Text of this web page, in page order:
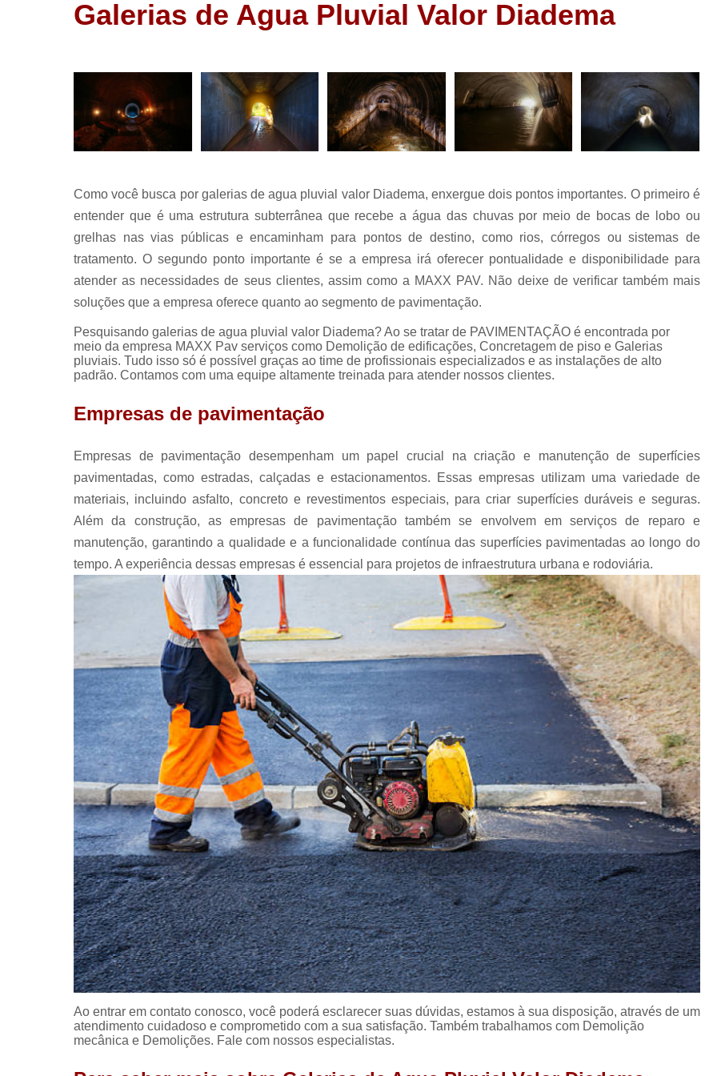
Galerias
pluviais
Pavimentação
Pavimentação
com asfalto
Pavimentação
Redes de
esgoto
Serviço de
pavimentação
Terraplanagens
Demolição com Retroescavadeira
Demolição para Construção Civil
Demolição de Laje de Concreto
Demolição de Vigas
Demolição e
Demolição
Drenagem de Solo
Drenagem de Solo Grande São Paulo
Drenagem de Terreno
Drenagem do Solo
Drenagem em Terreno Encharcado
Empresa de Concretagem de Piso
Empresa de
Empresa de
Empresa de
Empresa de
Empresa de
Empresa de Concretagem de Piso Polido
Empresa de
Empresa de Concreto
Empresa de Concreto Usinado para
Empresa de Pavimentação Asfáltica
Empresa de Pavimentação Interior de São
Empresa Que Faz Asfalto
Empresas de Pavimentação Betuminosa
Empresas de
Empresas de Terraplanagem e
Galeria de Agua Fluvial
Galeria de
Galeria de água
Galeria de água Pluvial
Galeria Pluvial de Esgoto
Galeria Pluvial Interior de São
Pavimentação Betuminosa
Pavimentação de Concreto
Pavimentação em Concreto
Pavimentação Grande São Paulo
Pavimentação Asfáltica e Recapeamento
Pavimentação Asfáltica Empresas
Pavimentação Asfáltica Tipo Tsd
Galerias de Agua Pluvial Valor Diadema
Como você busca por galerias de agua pluvial valor Diadema, enxergue dois pontos importantes. O primeiro é
entender que é uma estrutura subterrânea que recebe a água das chuvas por meio de bocas de lobo ou
grelhas nas vias públicas e encaminham para pontos de destino, como rios, córregos ou sistemas de
tratamento. O segundo ponto importante é se a empresa irá oferecer pontualidade e disponibilidade para
atender as necessidades de seus clientes, assim como a MAXX PAV. Não deixe de verificar também mais
soluções que a empresa oferece quanto ao segmento de pavimentação.
Pesquisando galerias de agua pluvial valor Diadema? Ao se tratar de PAVIMENTAÇÃO é encontrada por
meio da empresa MAXX Pav serviços como Demolição de edificações, Concretagem de piso e Galerias
pluviais. Tudo isso só é possível graças ao time de profissionais especializados e as instalações de alto
padrão. Contamos com uma equipe altamente treinada para atender nossos clientes.
Empresas de pavimentação
Empresas de pavimentação desempenham um papel crucial na criação e manutenção de superfícies
pavimentadas, como estradas, calçadas e estacionamentos. Essas empresas utilizam uma variedade de
materiais, incluindo asfalto, concreto e revestimentos especiais, para criar superfícies duráveis e seguras.
Além da construção, as empresas de pavimentação também se envolvem em serviços de reparo e
manutenção, garantindo a qualidade e a funcionalidade contínua das superfícies pavimentadas ao longo do
tempo. A experiência dessas empresas é essencial para projetos de infraestrutura urbana e rodoviária.
Ao entrar em contato conosco, você poderá esclarecer suas dúvidas, estamos à sua disposição, através de um
atendimento cuidadoso e comprometido com a sua satisfação. Também trabalhamos com Demolição
mecânica e Demolições. Fale com nossos especialistas.